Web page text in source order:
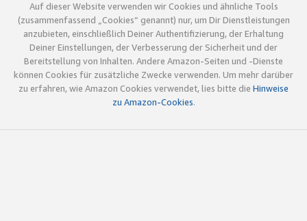
Auf dieser Website verwenden wir Cookies und ähnliche Tools
(zusammenfassend „Cookies“ genannt) nur, um Dir Dienstleistungen
anzubieten, einschließlich Deiner Authentifizierung, der Erhaltung
Deiner Einstellungen, der Verbesserung der Sicherheit und der
Bereitstellung von Inhalten. Andere Amazon-Seiten und -Dienste
können Cookies für zusätzliche Zwecke verwenden. Um mehr darüber
zu erfahren, wie Amazon Cookies verwendet, lies bitte die Hinweise
zu Amazon-Cookies.